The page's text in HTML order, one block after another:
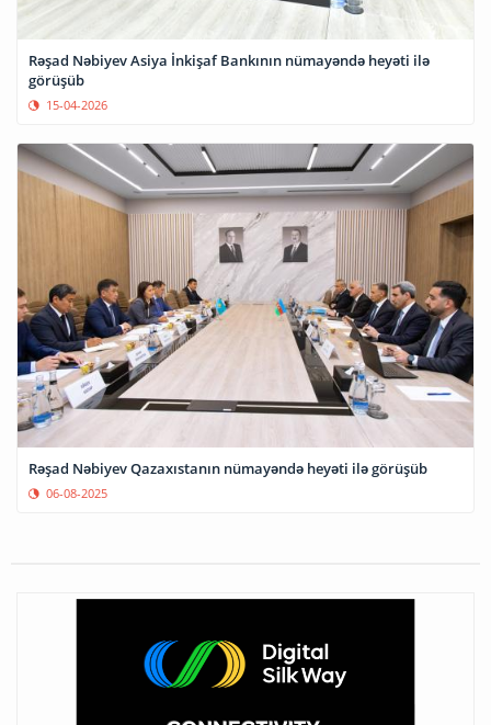
Rəşad Nəbiyev Asiya İnkişaf Bankının nümayəndə heyəti ilə
görüşüb
15-04-2026
Rəşad Nəbiyev Qazaxıstanın nümayəndə heyəti ilə görüşüb
06-08-2025